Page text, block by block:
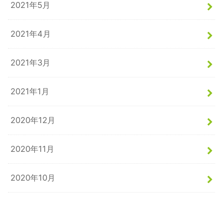
2021年5月
2021年4月
2021年3月
2021年1月
2020年12月
2020年11月
2020年10月